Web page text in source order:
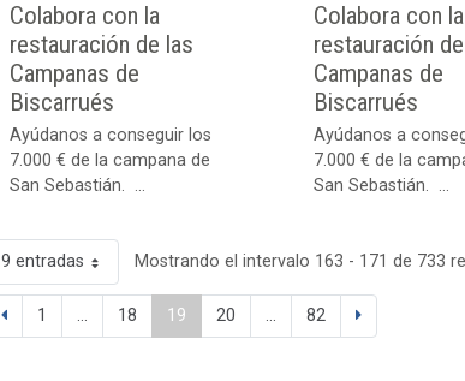
Colabora con la
restauración de las
Campanas de
Biscarrués
Ayúdanos a conseguir los
7.000 € de la campana de
San Sebastián. ...
Colabora con la
restauración
Campanas de
Biscarrués
Ayúdanos a
7.000 € de la
San Sebastián. ...
9 entradas Mostrando el intervalo 163 - 171 de 733
1 ... 18 19 20 ... 82